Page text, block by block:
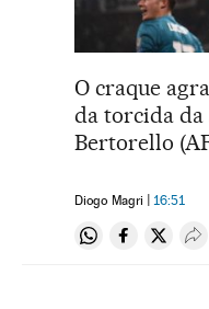
O craque
da torcida da
Bertorello
Diogo Magri 16:51
Compartir en